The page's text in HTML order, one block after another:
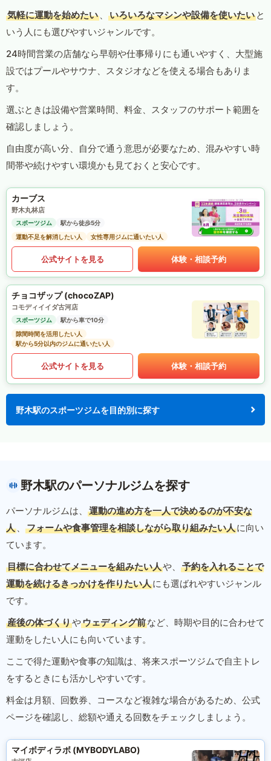
気軽に運動を始めたい 、 いろいろなマシンや設備を使いたい と
いう人にも選びやすいジャンルです。
24時間営業の店舗なら早朝や仕事帰りにも通いやすく、大型施
設ではプールやサウナ、スタジオなどを使える場合もありま
す。
選ぶときは設備や営業時間、料金、スタッフのサポート範囲を
確認しましょう。
自由度が高い分、自分で通う意思が必要なため、混みやすい時
間帯や続けやすい環境かも見ておくと安心です。
カーブス
野木丸林店
スポーツジム
駅から徒歩5分
運動不足を解消したい人
女性専用ジムに通いたい人
公式サイトを見る 体験・相談予約
チョコザップ (chocoZAP)
コモディイイダ古河店
スポーツジム
駅から車で10分
隙間時間を活用したい人
駅から5分以内のジムに通いたい人
公式サイトを見る 体験・相談予約
野木駅のスポーツジムを目的別に探す
野木駅のパーソナルジムを探す
パーソナルジムは、
運動の進め方を一人で決めるのが不安な
人 、 フォームや食事管理を相談しながら取り組みたい人に向い
ています。
目標に合わせてメニューを組みたい人や、
予約を入れることで
運動を続けるきっかけを作りたい人にも選ばれやすいジャンル
です。
産後の体づくりやウェディング前など、時期や目的に合わせて
運動をしたい人にも向いています。
ここで得た運動や食事の知識は、将来スポーツジムで自主トレ
をするときにも活かしやすいです。
料金は月額、回数券、コースなど複雑な場合があるため、公式
ページを確認し、総額や通える回数をチェックしましょう。
マイボディラボ (MYBODYLABO)